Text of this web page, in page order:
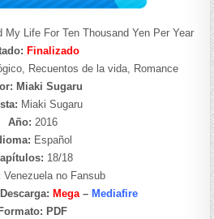
My Life For Ten Thousand Yen Per Year
Finalizado
Recuentos de la vida, Romance
Miaki Sugaru
Miaki Sugaru
Año: 2016
Español
18/18
Venezuela no Fansub
Mega– Mediafire
Formato: PDF